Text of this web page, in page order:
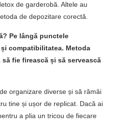
de garderobă. Altele au
de depozitare corectă.
Pe lângă punctele
compatibilitatea. Metoda
fie firească și să servească
organizare diverse și să rămâi
tine și ușor de replicat. Dacă ai
a plia un tricou de fiecare